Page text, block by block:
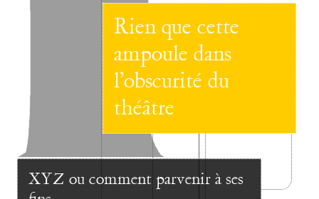
Rien que cette
ampoule dans
l’obscurité du
théâtre
XYZ ou comment parvenir à ses